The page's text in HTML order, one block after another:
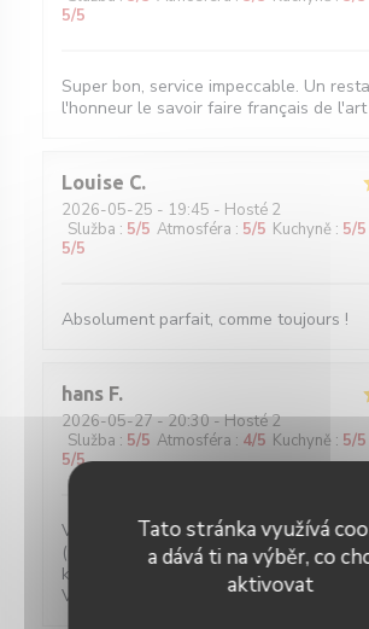
Tato stránka využívá
a dává ti na výběr, co
aktivovat
5/5
Super bon, service impeccable. Un
l'honneur le savoir faire français de
Louise C
2026-05-25 - 19:45 - Hosté 2
Služba : 5/5 Atmosféra : 5/5 Kuchyně : 5/5
5/5
Absolument parfait, comme toujours !
hans F
2026-05-27- 20:30 - Hosté 2
Služba : 5/5 Atmosféra : 4/5 Kuchyně : 5/5
5/5
Verrassende gerechten voor een
(plat of bruis) is gratis. 2-persoons
klein maar ze hebben ook niet veel
Vriendelijke bediening!